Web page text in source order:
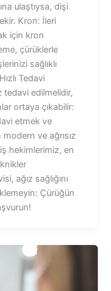
ulaştıysa, dişi
Kron: İleri
için kron
çürüklerle
sağlıklı
Tedavi
tedavi edilmelidir,
ortaya çıkabilir:
etmek ve
ve ağrısız
hekimlerimiz, en
ağız sağlığını
Çürüğün